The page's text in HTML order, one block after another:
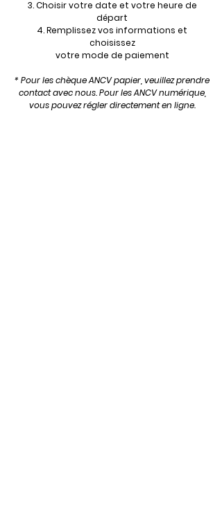
3. Choisir votre date et votre heure de
départ
4. Remplissez vos informations et
choisissez
votre mode de paiement
* Pour les chèque ANCV papier, veuillez prendre
contact avec nous.Pour les ANCV numérique,
vous pouvez régler directement en ligne.